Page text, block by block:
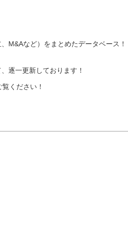
M&Aなど）をまとめたデータベース！
逐一更新しております！
ください！